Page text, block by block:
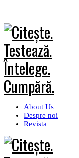
About Us
Despre noi
Revista